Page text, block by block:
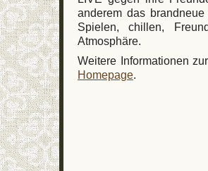
anderem das
Spielen, chillen,
Atmosphäre.
Weitere Informationen zur
Homepage